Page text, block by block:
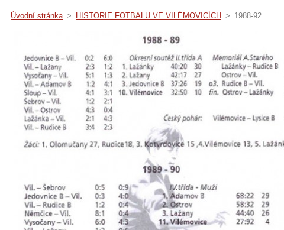
Úvodní stránka > HISTORIE FOTBALU VE VILÉMOVICÍCH > 1988-92